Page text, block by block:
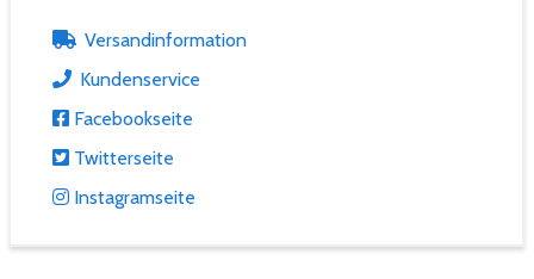
Versandinformation
Kundenservice
Facebookseite
Twitterseite
Instagramseite